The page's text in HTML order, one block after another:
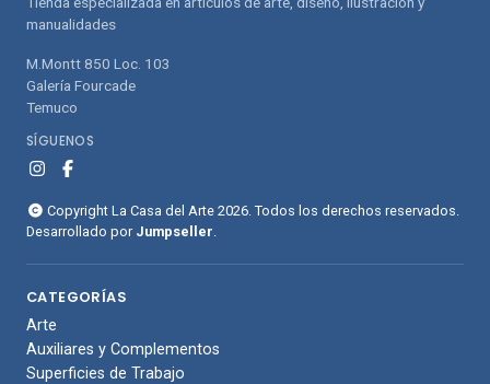
manualidades
M.Montt 850 Loc. 103
Galería Fourcade
Temuco
SÍGUENOS
Copyright La Casa del Arte 2026. Todos los derechos reservados.
Desarrollado por Jumpseller
CATEGORÍAS
Arte
Auxiliares y Complementos
Superficies de Trabajo